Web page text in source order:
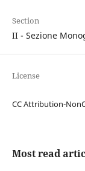
Section
II - Sezione
License
CC Attribution-
Most read